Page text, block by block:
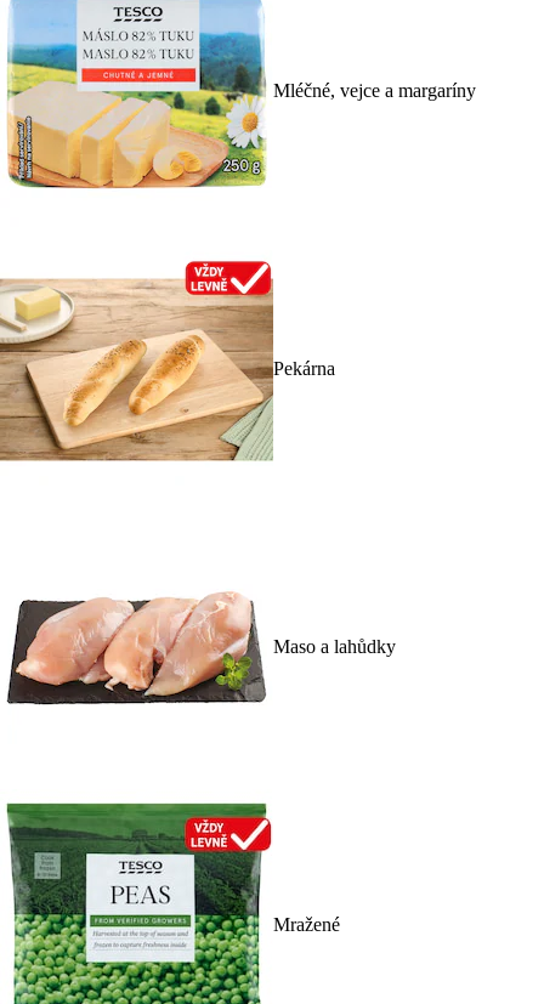
Mléčné, vejce a margaríny
Pekárna
Maso a lahůdky
Mražené